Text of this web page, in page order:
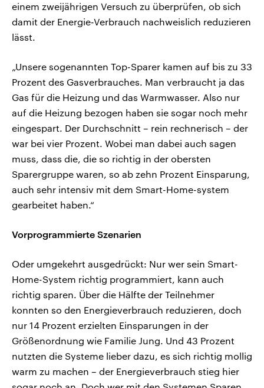
einem zweijährigen Versuch zu überprüfen, ob sich
damit der Energie-Verbrauch nachweislich reduzieren
lässt.
„Unsere sogenannten Top-Sparer kamen auf bis zu 33
Prozent des Gasverbrauches. Man verbraucht ja das
Gas für die Heizung und das Warmwasser. Also nur
auf die Heizung bezogen haben sie sogar noch mehr
eingespart. Der Durchschnitt – rein rechnerisch – der
war bei vier Prozent. Wobei man dabei auch sagen
muss, dass die, die so richtig in der obersten
Sparergruppe waren, so ab zehn Prozent Einsparung,
auch sehr intensiv mit dem Smart-Home-system
gearbeitet haben.“
Vorprogrammierte Szenarien
Oder umgekehrt ausgedrückt: Nur wer sein Smart-
Home-System richtig programmiert, kann auch
richtig sparen. Über die Hälfte der Teilnehmer
konnten so den Energieverbrauch reduzieren, doch
nur 14 Prozent erzielten Einsparungen in der
Größenordnung wie Familie Jung. Und 43 Prozent
nutzten die Systeme lieber dazu, es sich richtig mollig
warm zu machen – der Energieverbrauch stieg hier